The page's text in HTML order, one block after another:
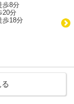
歩8分
20分
歩18分